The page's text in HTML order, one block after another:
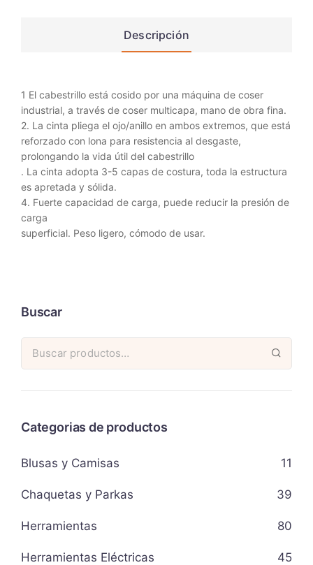
Descripción
1 El cabestrillo está cosido por una máquina de coser
industrial, a través de coser multicapa, mano de obra fina.
2. La cinta pliega el ojo/anillo en ambos extremos, que está
reforzado con lona para resistencia al desgaste,
prolongando la vida útil del cabestrillo
. La cinta adopta 3-5 capas de costura, toda la estructura
es apretada y sólida.
4. Fuerte capacidad de carga, puede reducir la presión de
carga
superficial. Peso ligero, cómodo de usar.
Buscar
Categorias de productos
Blusas y Camisas 11
Chaquetas y Parkas 39
Herramientas 80
Herramientas Eléctricas 45